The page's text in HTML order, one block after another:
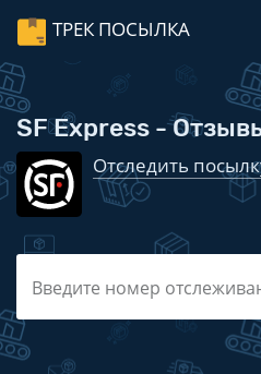
ТРЕК ПОСЫЛКА
SF Express -
Отследить